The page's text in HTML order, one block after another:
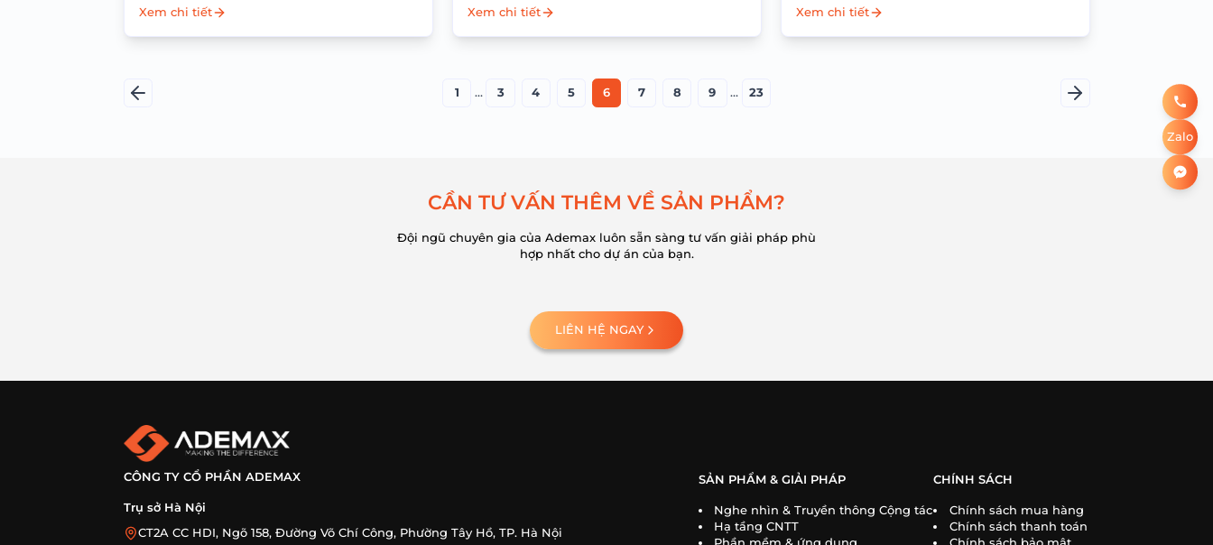
Xem chi tiết
Xem chi tiết
Xem chi tiết
Trang
1 … 3 4 5 6 7 8 9 … 23
Trang
CẦN TƯ VẤN THÊM VỀ SẢN PHẨM?
Đội ngũ chuyên gia của Ademax luôn sẵn sàng tư vấn giải pháp phù
hợp nhất cho dự án của bạn.
LIÊN HỆ NGAY
CÔNG TY CỔ PHẦN ADEMAX
Trụ sở Hà Nội
CT2A CC HDI, Ngõ 158, Đường Võ Chí Công, Phường Tây Hồ, TP. Hà Nội
SẢN PHẨM & GIẢI PHÁP
Nghe nhìn & Truyền thông Cộng tác
Hạ tầng CNTT
CHÍNH SÁCH
Chính sách mua hàng
Chính sách thanh toán
Zalo